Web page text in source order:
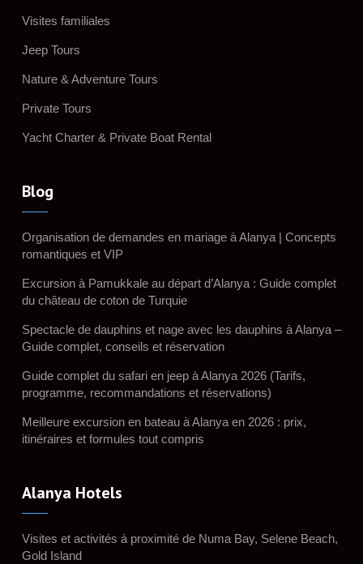
Visites familiales
Jeep Tours
Nature & Adventure Tours
Private Tours
Yacht Charter & Private Boat Rental
Blog
Organisation de demandes en mariage à Alanya | Concepts
romantiques et VIP
Excursion à Pamukkale au départ d’Alanya : Guide complet
du château de coton de Turquie
Spectacle de dauphins et nage avec les dauphins à Alanya –
Guide complet, conseils et réservation
Guide complet du safari en jeep à Alanya 2026 (Tarifs,
programme, recommandations et réservations)
Meilleure excursion en bateau à Alanya en 2026 : prix,
itinéraires et formules tout compris
Alanya Hotels
Visites et activités à proximité de Numa Bay, Selene Beach,
Gold Island